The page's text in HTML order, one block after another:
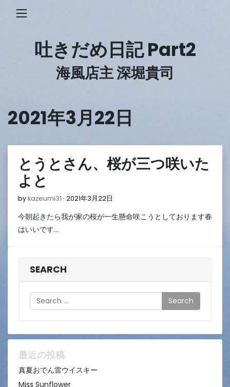
吐きだめ日記 Part2
海風店主 深堀貴司
2021年3月22日
とうとさん、桜が三つ咲いた
よと
bykazeumi31 2021年3月22日
3
今朝起きたら我が家の桜が一生懸命咲こうとしております春
はいいです…
SEARCH
Search
最近の投稿
真夏おでん雷ウイスキー
Miss Sunflower